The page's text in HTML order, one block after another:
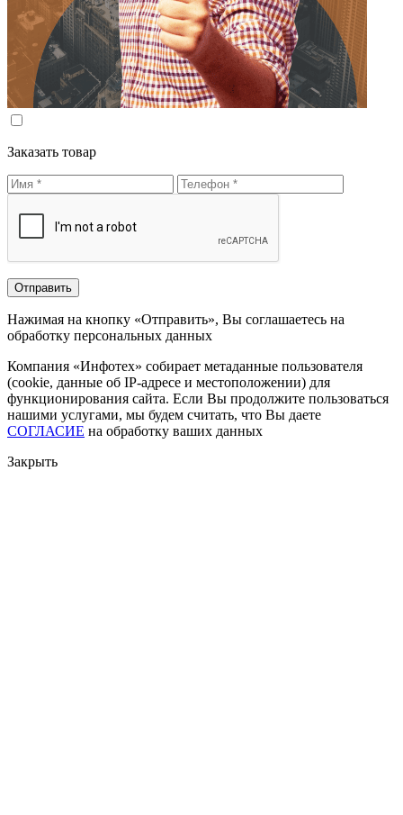
Заказать товар
Нажимая на кнопку «Отправить», Вы соглашаетесь на
обработку персональных данных
Компания «Инфотех» собирает метаданные пользователя
(cookie, данные об IP-адресе и местоположении) для
функционирования сайта. Если Вы продолжите пользоваться
нашими услугами, мы будем считать, что Вы даете
СОГЛАСИЕ на обработку ваших данных
Закрыть